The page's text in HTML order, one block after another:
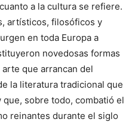
a la cultura se refiere.
artísticos, filosóficos y
en toda Europa a
novedosas formas
que arrancan del
la literatura tradicional que
que, sobre todo, combatió el
reinantes durante el siglo